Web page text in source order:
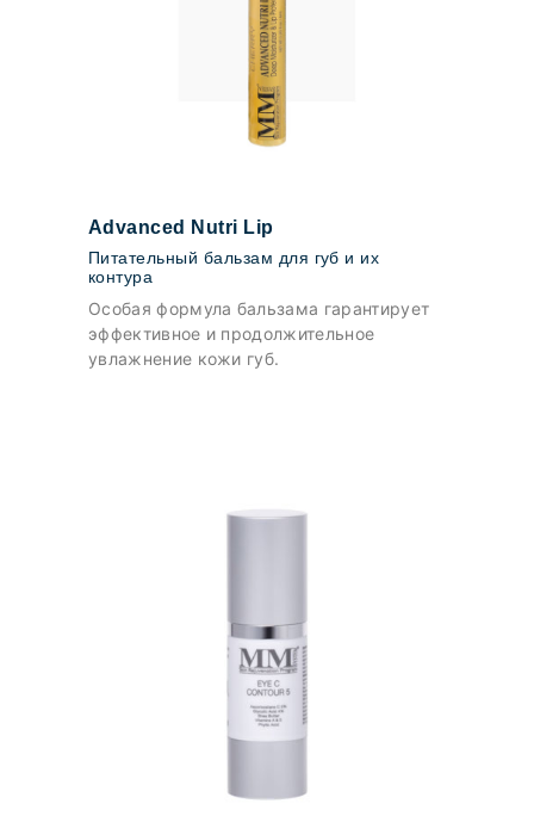
Advanced Nutri Lip
Питательный бальзам для губ и их
контура
Особая формула бальзама гарантирует
эффективное и продолжительное
увлажнение кожи губ.